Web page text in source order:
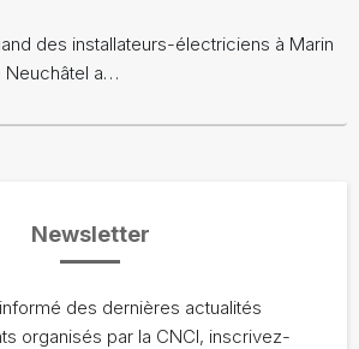
des installateurs-électriciens à Marin
Neuchâtel a…
Newsletter
des dernières actualités
organisés par la CNCI, inscrivez-